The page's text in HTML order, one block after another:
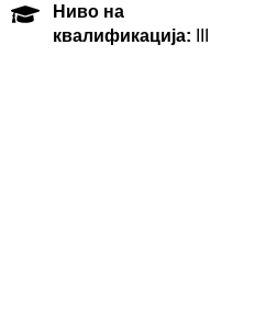
Ниво на
квалификација: